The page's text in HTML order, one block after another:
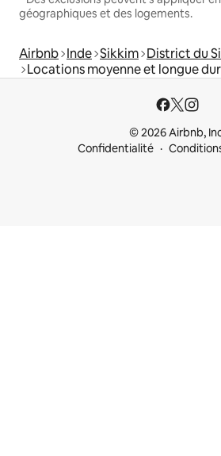
géographiques et des logements.
Airbnb Inde Sikkim District du
Locations moyenne et longue
© 2026 Airbnb,
Confidentialité